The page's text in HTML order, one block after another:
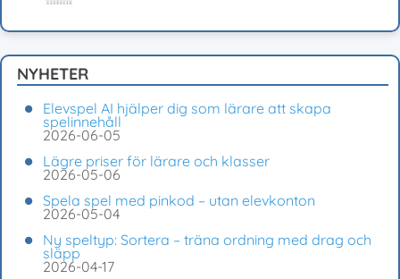
NYHETER
Elevspel AI hjälper dig som lärare att skapa
spelinnehåll
2026-06-05
Lägre priser för lärare och klasser
2026-05-06
Spela spel med pinkod – utan elevkonton
2026-05-04
Ny speltyp: Sortera – träna ordning med drag och
släpp
2026-04-17